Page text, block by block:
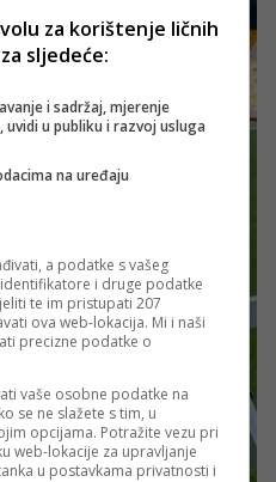
za korištenje ličnih
sljedeće:
i sadržaj, mjerenje
uvidi u publiku i razvoj usluga
na uređaju
a podatke s vašeg
i druge podatke
te im pristupati 207
ova web-lokacija. Mi i naši
precizne podatke o
vaše osobne podatke na
se ne slažete s tim, u
opcijama. Potražite vezu pri
web-lokacije za upravljanje
u postavkama privatnosti i